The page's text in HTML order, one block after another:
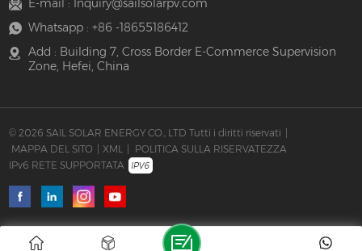
E-mail :
Inquiry@sailsolarpv.com
Whatsapp : +86 -18655186412
Add : Building 7, Cross Border E-Commerce Supervision
Zone, Hefei, China
© 2026 SAIL SOLAR ENERGY CO., LTD Tutti i diritti riservati |
MAPPA DEL SITO | XML | POLITICA SULLA RISERVATEZZA
IPv6 RETE SUPPORTATA